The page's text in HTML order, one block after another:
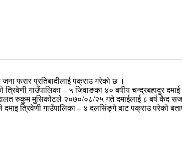
फरार प्रतिबादीलाई पक्राउ गरेको छ ।
गाउँपालिका – ५ जिवाङका ४० बर्षीय चन्द्रबहादुर
रुकुम मुसिकोटले २०७०/०८/२५ गते दमाईलाई ८ बर्ष कैद
दमाइ त्रिवेणी गाउँपालिका – ४ दलसिंङ्गे बाट पक्राउ परेको